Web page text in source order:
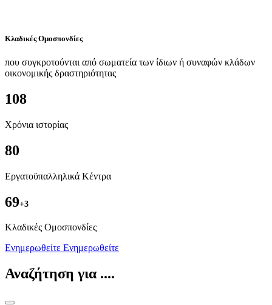
Κλαδικές Ομοσπονδίες
που συγκροτούνται από σωματεία των ίδιων ή συναφών κλάδων
οικονομικής δραστηριότητας
108
Χρόνια ιστορίας
80
Εργατοϋπαλληλικά Κέντρα
69+3
Kλαδικές Ομοσπονδίες
Ενημερωθείτε Ενημερωθείτε
Αναζήτηση για ....